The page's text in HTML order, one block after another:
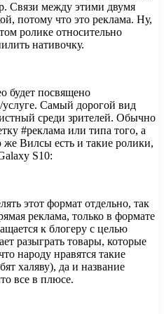
Связи между этими двумя
потому что это реклама. Ну,
ролике относительно
нативочку.
будет посвящено
Самый дорогой вид
среди зрителей. Обычно
#реклама или типа того, а
Вилсы есть и такие ролики,
S10:
этот формат отдельно, так
реклама, только в формате
к блогеру с целью
разыграть товары, которые
народу нравятся такие
халяву), да и название
все в плюсе.